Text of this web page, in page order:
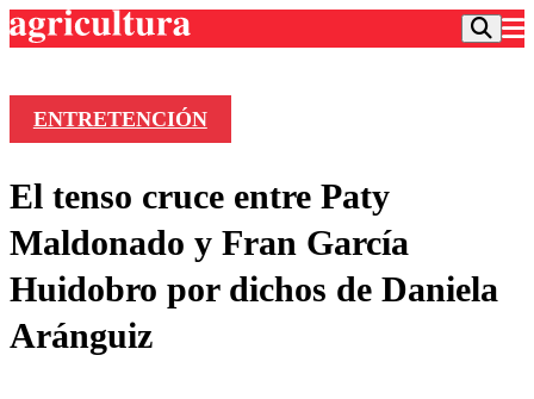
Frecuencias
Agricultura TV
Deportes
Colo Colo
Motor
Entretención
Vida Social
ENTRETENCIÓN
El tenso cruce entre Paty
Maldonado y Fran García
Huidobro por dichos de Daniela
Aránguiz